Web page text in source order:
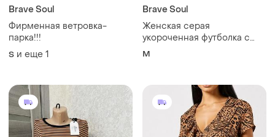
Brave Soul
Фирменная ветровка-
парка!!!
S и еще 1
Brave Soul
Женская серая
укороченная футболка с
завязками brave soul
M